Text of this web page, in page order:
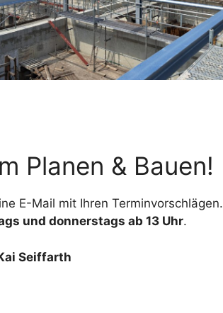
Planen & Bauen!
E-Mail mit Ihren Terminvorschlägen.
und donnerstags ab 13 Uhr.
Seiffarth